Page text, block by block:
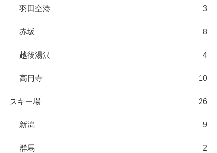
羽田空港 3
赤坂 8
越後湯沢 4
高円寺 10
スキー場 26
新潟 9
群馬 2